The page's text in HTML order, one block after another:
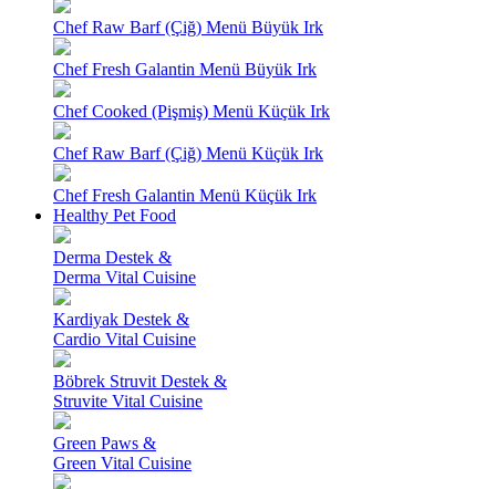
Chef Raw Barf (Çiğ) Menü Büyük Irk
Chef Fresh Galantin Menü Büyük Irk
Chef Cooked (Pişmiş) Menü Küçük Irk
Chef Raw Barf (Çiğ) Menü Küçük Irk
Chef Fresh Galantin Menü Küçük Irk
Healthy Pet Food
Derma Destek &
Derma Vital Cuisine
Kardiyak Destek &
Cardio Vital Cuisine
Böbrek Struvit Destek &
Struvite Vital Cuisine
Green Paws &
Green Vital Cuisine